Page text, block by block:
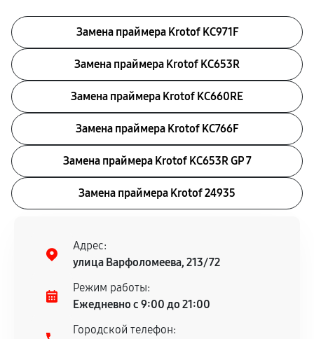
Замена праймера Krotof KC971F
Замена праймера Krotof KC653R
Замена праймера Krotof KC660RE
Замена праймера Krotof KC766F
Замена праймера Krotof KC653R GP 7
Замена праймера Krotof 24935
Адрес:
улица Варфоломеева, 213/72
Режим работы:
Ежедневно с 9:00 до 21:00
Городской телефон: